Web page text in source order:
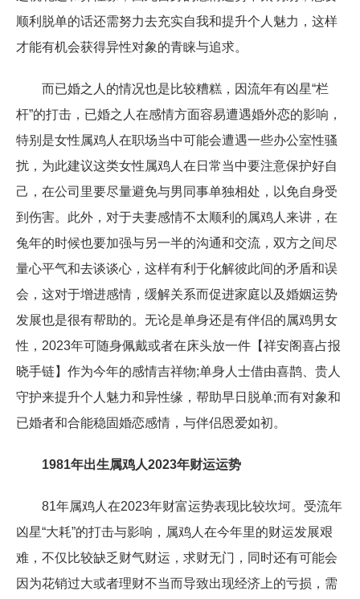
顺利脱单的话还需努力去充实自我和提升个人魅力，这样
才能有机会获得异性对象的青睐与追求。
而已婚之人的情况也是比较糟糕，因流年有凶星“栏
杆”的打击，已婚之人在感情方面容易遭遇婚外恋的影响，
特别是女性属鸡人在职场当中可能会遭遇一些办公室性骚
扰，为此建议这类女性属鸡人在日常当中要注意保护好自
己，在公司里要尽量避免与男同事单独相处，以免自身受
到伤害。此外，对于夫妻感情不太顺利的属鸡人来讲，在
兔年的时候也要加强与另一半的沟通和交流，双方之间尽
量心平气和去谈谈心，这样有利于化解彼此间的矛盾和误
会，这对于增进感情，缓解关系而促进家庭以及婚姻运势
发展也是很有帮助的。无论是单身还是有伴侣的属鸡男女
性，2023年可随身佩戴或者在床头放一件【祥安阁喜占报
晓手链】作为今年的感情吉祥物;单身人士借由喜鹊、贵人
守护来提升个人魅力和异性缘，帮助早日脱单;而有对象和
已婚者和合能稳固婚恋感情，与伴侣恩爱如初。
1981年出生属鸡人2023年财运运势
81年属鸡人在2023年财富运势表现比较坎坷。受流年
凶星“大耗”的打击与影响，属鸡人在今年里的财运发展艰
难，不仅比较缺乏财气财运，求财无门，同时还有可能会
因为花销过大或者理财不当而导致出现经济上的亏损，需